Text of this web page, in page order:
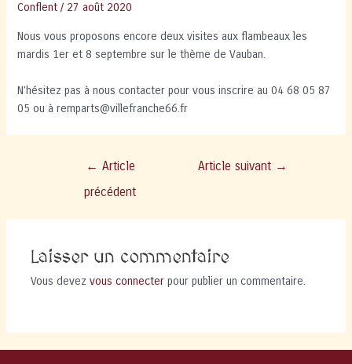
Conflent / 27 août 2020
Nous vous proposons encore deux visites aux flambeaux les
mardis 1er et 8 septembre sur le thème de Vauban.
N’hésitez pas à nous contacter pour vous inscrire au 04 68 05 87
05 ou à remparts@villefranche66.fr
← Article
précédent
Article suivant →
Laisser un commentaire
Vous devezvous connecter pour publier un commentaire.